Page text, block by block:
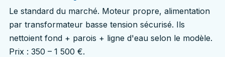
Le standard du marché. Moteur propre, alimentation
par transformateur basse tension sécurisé. Ils
nettoient fond + parois + ligne d'eau selon le modèle.
Prix : 350 – 1 500 €.